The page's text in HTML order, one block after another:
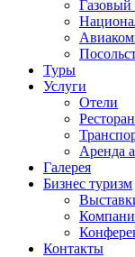
Газовый
Туры
Услуги
Отели
Аренда
Галерея
Бизнес туризм
Контакты